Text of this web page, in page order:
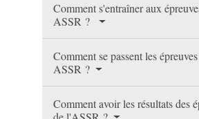
Comment s'entraîner aux
ASSR ?
Comment se passent les
ASSR ?
Comment avoir les résultats des